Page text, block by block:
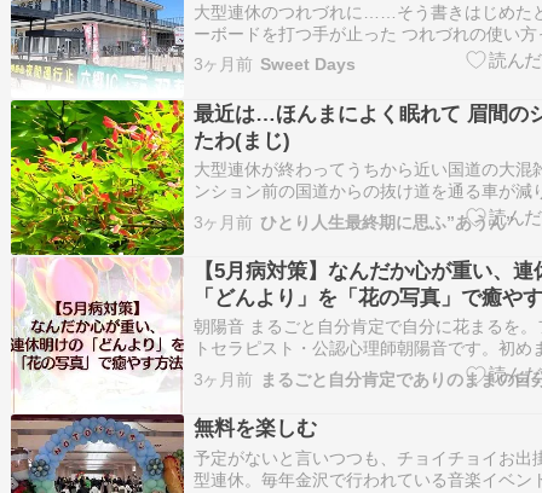
大型連休のつれづれに……そう書きはじめた
ーボードを打つ手が止った つれづれの使い
っているんだっけ...?と、急に気になったの
と、 「つれづれとは、 手持ちぶさた･退屈･
と、あるではないか なんだ、まさに今の自
3ヶ月前 Sweet Days
最近は…ほんまによく眠れて 眉間の
たわ(まじ)
大型連休が終わってうちから近い国道の大混
ンション前の国道からの抜け道を通る車が減
りします。何処でもそうだと思うけど普段は
3ヶ月前 ひとり人生最終期に思ふ”あうん”
【5月病対策】なんだか心が重い、連
「どんより」を「花の写真」で癒や
朝陽音 まるごと自分肯定で自分に花まるを
トセラピスト・公認心理師朝陽音です。初
自己紹介 大型連休も終わり、日常が戻って
来なら、花や新緑が美しい、清々しい季節。
「朝、起きるのがなんだか億劫」「理由もな
ヤ、どん…
3ヶ月前
無料を楽しむ
予定がないと言いつつも、チョイチョイお出
型連休。毎年金沢で行われている音楽イベン